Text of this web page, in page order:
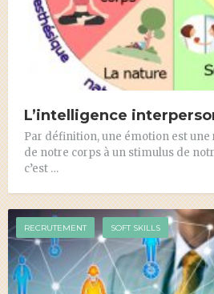
L’intelligence
Par définition, une émotion est
de notre corps à un stimulus de
c’est …
RECRUTEMENT SOFT SKILLS